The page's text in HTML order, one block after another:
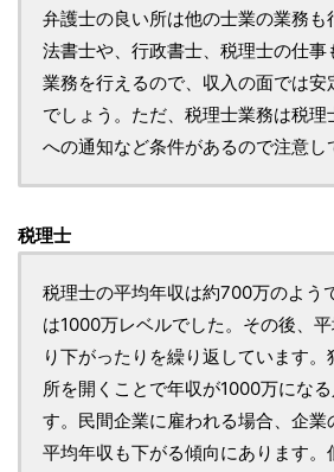
弁護士の良い所は他の士業の業務も
法書士や、行政書士、税理士の仕
業務を行えるので、収入の面では安
でしょう。ただ、税理士業務は税
への通知など条件があるので注意し
税理士
税理士の平均年収は約700万のよう
は1000万レベルでした。その後、
り下がったりを繰り返しています
所を開くことで年収が1000万にな
す。民間企業に雇われる場合、企
平均年収も下がる傾向にあります